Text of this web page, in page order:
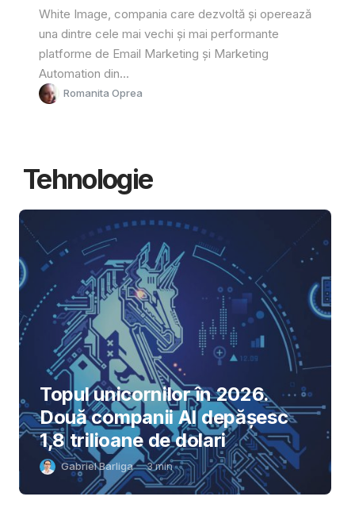
White Image, compania care dezvoltă și operează
una dintre cele mai vechi și mai performante
platforme de Email Marketing și Marketing
Automation din...
Romanita Oprea
Tehnologie
Topul unicornilor în 2026.
Două companii AI depășesc
1,8 trilioane de dolari
Gabriel Barliga 3min